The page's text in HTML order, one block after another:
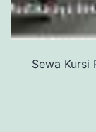
Sewa Kursi